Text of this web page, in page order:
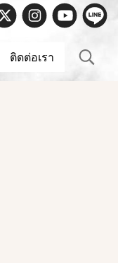
ติดต่อเรา